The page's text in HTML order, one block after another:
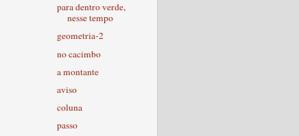
para dentro verde,
nesse tempo
geometria-2
no cacimbo
a montante
aviso
coluna
passo